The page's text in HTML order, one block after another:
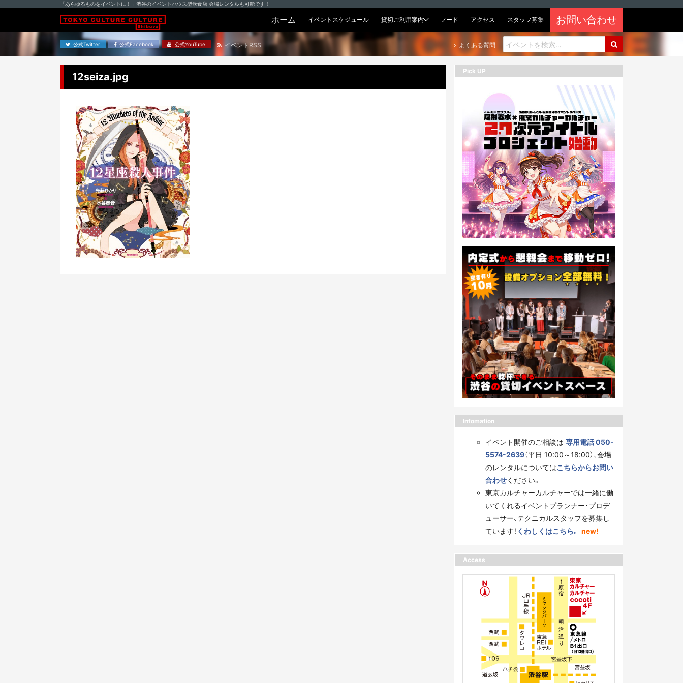
「あらゆるものをイベントに！」渋谷のイベントハウス型飲食店 会場レンタルも可能です！
ホーム イベントスケジュール 貸切ご利用案内 フード アクセス スタッフ募集 お問い合わせ
公式Twitter 公式Facebook 公式YouTube イベントRSS よくある質問
12seiza.jpg Pick UP
Infomation
イベント開催のご相談は 専用電話 050-
5574-2639（平日 10:00～18:00）、会場
のレンタルについてはこちらからお問い
合わせください。
東京カルチャーカルチャーでは一緒に働
いてくれるイベントプランナー・プロデ
ューサー、テクニカルスタッフを募集し
ています！ くわしくはこちら。 new!
Access